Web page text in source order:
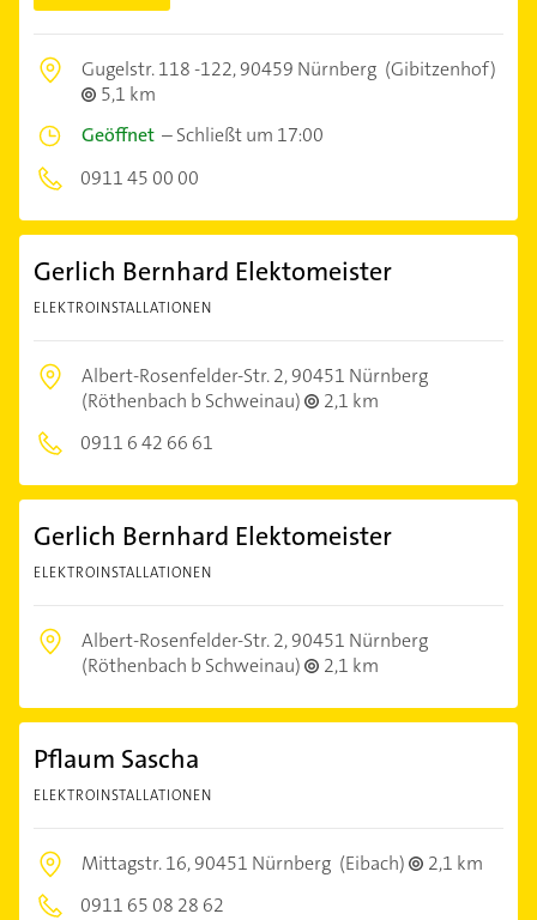
Gugelstr. 118 -122,90459 Nürnberg (Gibitzenhof)
5,1 km
Geöffnet –Schließt um 17:00
0911 45 00 00
Gerlich Bernhard Elektomeister
ELEKTROINSTALLATIONEN
Albert-Rosenfelder-Str. 2,90451 Nürnberg
(Röthenbach b Schweinau)
2,1 km
0911 6 42 66 61
Gerlich Bernhard Elektomeister
ELEKTROINSTALLATIONEN
Albert-Rosenfelder-Str. 2,90451 Nürnberg
(Röthenbach b Schweinau)
2,1 km
Pflaum Sascha
ELEKTROINSTALLATIONEN
Mittagstr. 16,90451 Nürnberg (Eibach)
2,1 km
0911 65 08 28 62